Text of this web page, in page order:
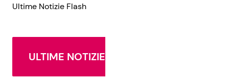
Ultime Notizie Flash
ULTIME NOTIZIE